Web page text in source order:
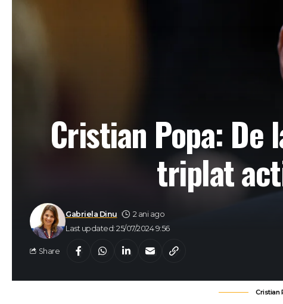
Cristian Popa: De
triplat
Last updated: 25/07/2024 9:56
Gabriela Dinu 2 ani ago
Share
Cristian